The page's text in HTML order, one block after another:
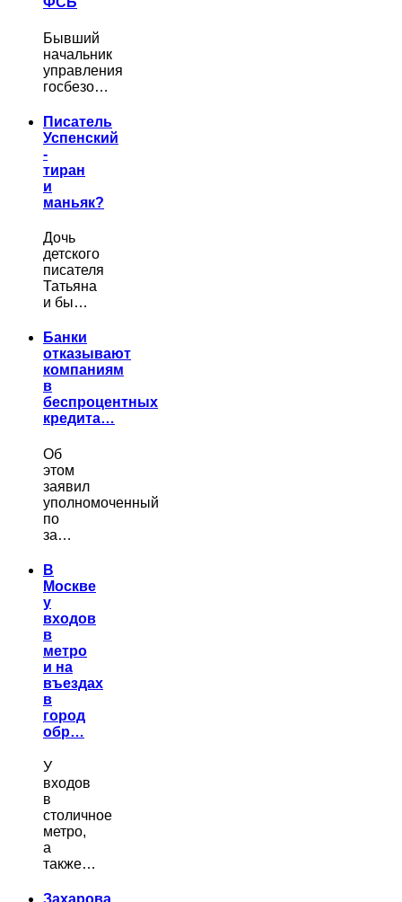
Бывший
начальник
управления
госбезо…
Писатель
Успенский
-
тиран
и
маньяк?
Дочь
детского
писателя
Татьяна
и бы…
Банки
отказывают
компаниям
в
беспроцентных
кредита…
Об
этом
заявил
уполномоченный
по
за…
В
Москве
у
входов
в
метро
и на
въездах
в
город
обр…
У
входов
в
столичное
метро,
а
также…